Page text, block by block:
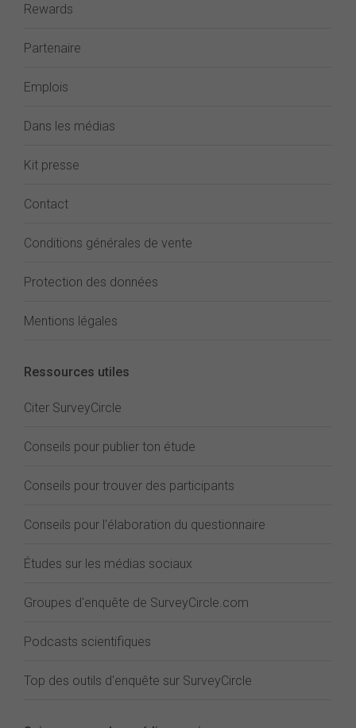
Rewards
Partenaire
Emplois
Dans les médias
Kit presse
Contact
Conditions générales de vente
Protection des données
Mentions légales
Ressources utiles
Citer SurveyCircle
Conseils pour publier ton étude
Conseils pour trouver des participants
Conseils pour l'élaboration du questionnaire
Études sur les médias sociaux
Groupes d'enquête de SurveyCircle.com
Podcasts scientifiques
Top des outils d'enquête sur SurveyCircle